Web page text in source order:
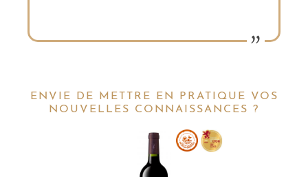
ENVIE DE METTRE EN PRATIQUE VOS
NOUVELLES CONNAISSANCES ?